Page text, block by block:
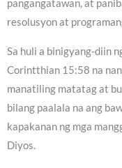
pangangatawan, at
resolusyon at
Sa huli a binigyang-diin
Corintthian 15:58 na
manatiling matatag at
bilang paalala na ang
kapakanan ng mga
Diyos.